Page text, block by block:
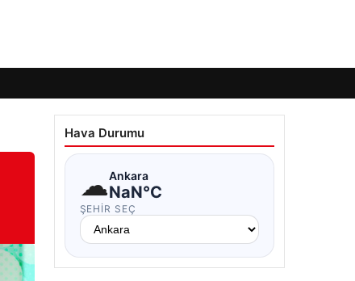
Hava Durumu
☁Ankara
NaN°C
ŞEHIR SEÇ